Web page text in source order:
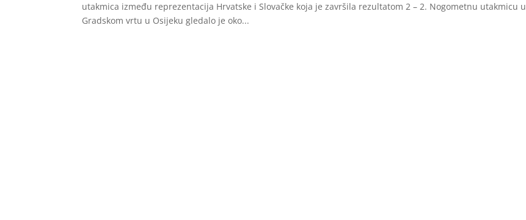
utakmica između reprezentacija Hrvatske i Slovačke koja je završila rezultatom 2 – 2. Nogometnu utakmicu u
Gradskom vrtu u Osijeku gledalo je oko...